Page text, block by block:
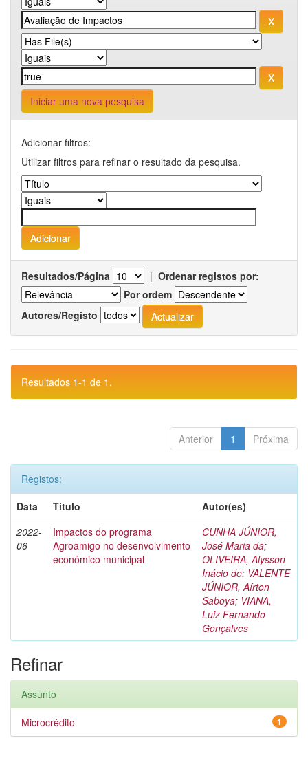
Iniciar uma nova pesquisa
Adicionar filtros:
Utilizar filtros para refinar o resultado da pesquisa.
Resultados/Página | Ordenar registos por:
Por ordem
Autores/Registo
Resultados 1-1 de 1.
Anterior 1 Próxima
Registos:
Data
Título
Autor(es)
2022-
06
Impactos do programa
Agroamigo no desenvolvimento
econômico municipal
CUNHA JÚNIOR,
José Maria da;
OLIVEIRA, Alysson
Inácio de; VALENTE
JÚNIOR, Aírton
Saboya; VIANA,
Luiz Fernando
Gonçalves
Refinar
Assunto
1
Microcrédito